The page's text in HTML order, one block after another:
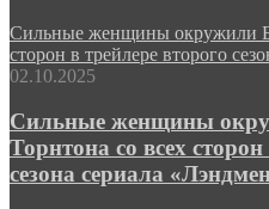
Сильные женщины окружили
сторон в трейлере второго
02.10.2025
Сильные женщины
Торнтона со всех
сезона сериала